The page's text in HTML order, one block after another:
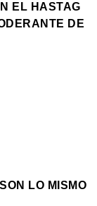
EL HASTAG
DE
LO MISMO